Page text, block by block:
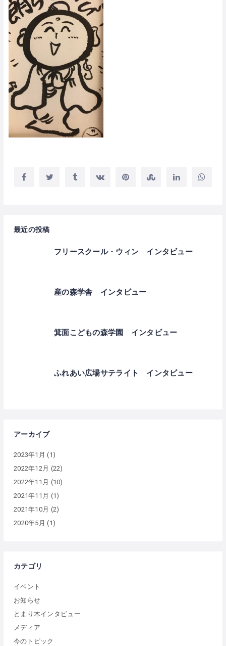
最近の投稿
フリースクール・ウィン インタビュー
産の森学舎 インタビュー
箕面こどもの森学園 インタビュー
ふれあい広場サテライト インタビュー
アーカイブ
2023年1月 (1)
2022年12月 (22)
2022年11月 (10)
2021年11月 (1)
2021年10月 (2)
2020年5月 (1)
カテゴリ
イベント
お知らせ
とまり木インタビュー
メディア
今のトピック